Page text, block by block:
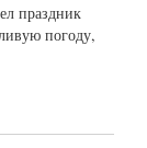
праздник
погоду,